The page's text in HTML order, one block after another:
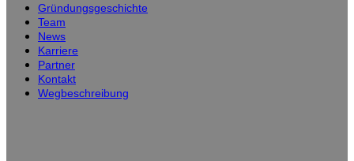
Gründungsgeschichte
Team
News
Karriere
Partner
Kontakt
Wegbeschreibung